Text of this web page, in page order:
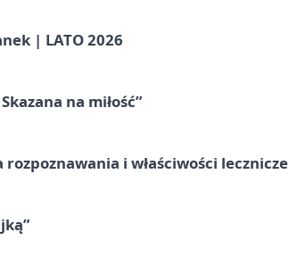
| LATO 2026
na miłość”
rozpoznawania i właściwości lecznicze